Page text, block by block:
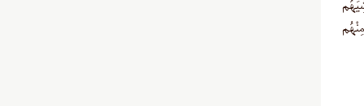
۶۵) وَ إِذَا غَشِيَهُم